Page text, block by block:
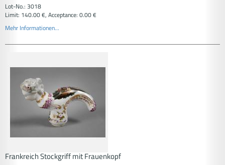
Lot-No.: 3018
Limit: 140.00 €, Acceptance: 0.00 €
Mehr Informationen...
Frankreich Stockgriff mit Frauenkopf